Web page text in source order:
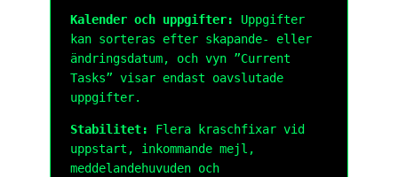
Kalender och uppgifter:
Uppgifter
kan sorteras efter skapande- eller
ändringsdatum, och vyn ”Current
Tasks” visar endast oavslutade
uppgifter.
Stabilitet:
Flera kraschfixar vid
uppstart, inkommande mejl,
meddelandehuvuden och